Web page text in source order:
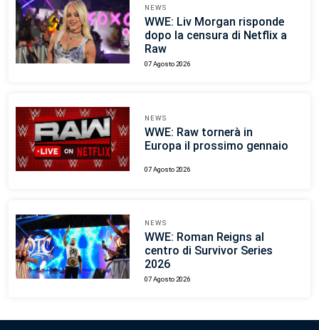
NEWS
WWE: Liv Morgan risponde
dopo la censura di Netflix a
Raw
07 Agosto 2026
NEWS
WWE: Raw tornerà in
Europa il prossimo gennaio
07 Agosto 2026
NEWS
WWE: Roman Reigns al
centro di Survivor Series
2026
07 Agosto 2026